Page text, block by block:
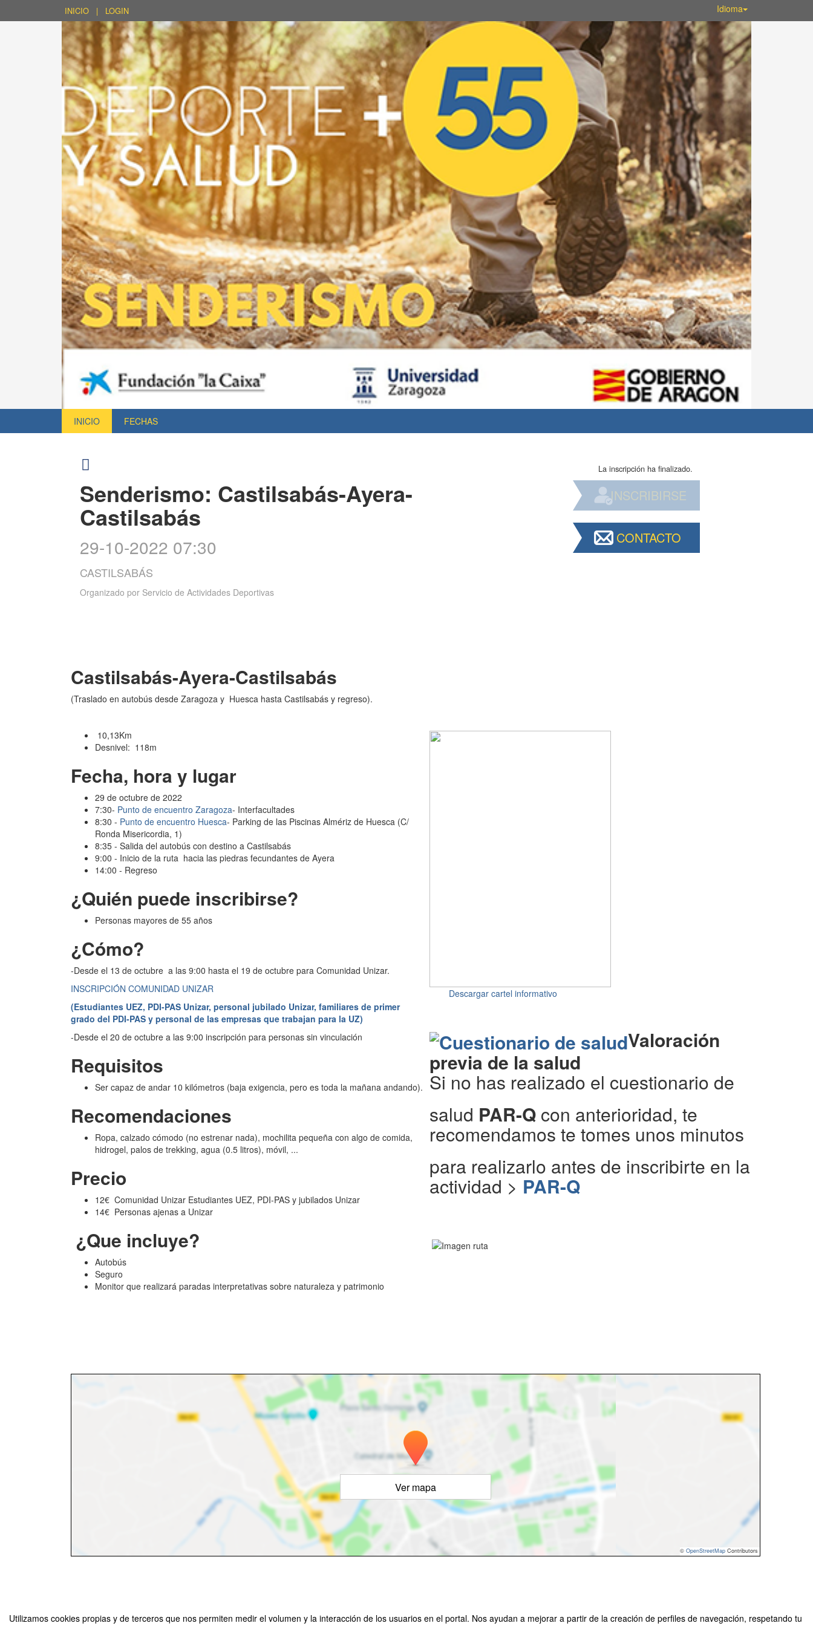
Utilizamos cookies propias y de terceros que nos permiten medir el volumen y la interacción de los usuarios en el portal. Nos ayudan a mejorar a partir de la creación de perfiles de navegación, respetando tu
INICIO | LOGIN Idioma
INICIO FECHAS
Senderismo: Castilsabás-Ayera-
Castilsabás
29-10-2022 07:30
CASTILSABÁS
Organizado por Servicio de Actividades Deportivas
La inscripción ha finalizado.
INSCRIBIRSE
CONTACTO
Castilsabás-Ayera-Castilsabás
(Traslado en autobús desde Zaragoza y Huesca hasta Castilsabás y regreso).
10,13Km
Desnivel: 118m
Fecha, hora y lugar
29 de octubre de 2022
7:30- Punto de encuentro Zaragoza- Interfacultades
8:30 - Punto de encuentro Huesca- Parking de las Piscinas Almériz de Huesca (C/
Ronda Misericordia, 1)
8:35 - Salida del autobús con destino a Castilsabás
9:00 - Inicio de la ruta hacia las piedras fecundantes de Ayera
14:00 - Regreso
¿Quién puede inscribirse?
Personas mayores de 55 años
¿Cómo?
-Desde el 13 de octubre a las 9:00 hasta el 19 de octubre para Comunidad Unizar.
INSCRIPCIÓN COMUNIDAD UNIZAR
(Estudiantes UEZ, PDI-PAS Unizar, personal jubilado Unizar, familiares de primer
grado del PDI-PAS y personal de las empresas que trabajan para la UZ)
-Desde el 20 de octubre a las 9:00 inscripción para personas sin vinculación
Requisitos
Ser capaz de andar 10 kilómetros (baja exigencia, pero es toda la mañana andando).
Recomendaciones
Ropa, calzado cómodo (no estrenar nada), mochilita pequeña con algo de comida,
hidrogel, palos de trekking, agua (0.5 litros), móvil, ...
Precio
12€ Comunidad Unizar Estudiantes UEZ, PDI-PAS y jubilados Unizar
14€ Personas ajenas a Unizar
¿Que incluye?
Autobús
Seguro
Monitor que realizará paradas interpretativas sobre naturaleza y patrimonio
Descargar cartel informativo
Valoración
previa de la salud
Si no has realizado el cuestionario de
salud PAR-Q con anterioridad, te
recomendamos te tomes unos minutos
para realizarlo antes de inscribirte en la
actividad > PAR-Q
Ver mapa
© OpenStreetMap Contributors